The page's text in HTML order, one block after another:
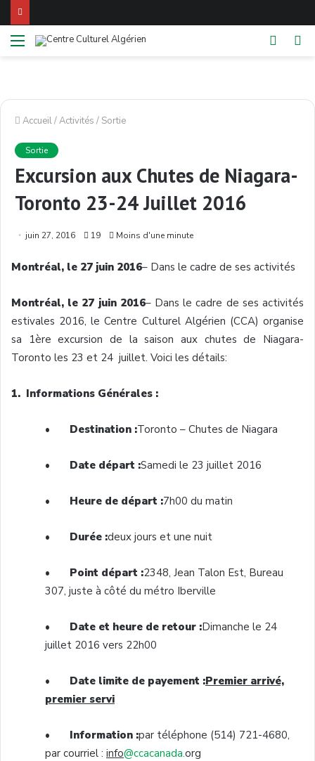
Menu
Switch
Accueil/Activités / Sortie
Sortie
Excursion aux Chutes de Niagara-
Toronto 23-24 Juillet 2016
juin 27, 2016 19 Moins d'une minute
Montréal, le 27 juin 2016– Dans le cadre de ses activités
Montréal, le 27 juin2016– Dans le cadre de ses activités
estivales 2016, le Centre Culturel Algérien (CCA)organise
sa
1ère excursion de lasaison aux chutes de Niagara-
Toronto les 23 et 24 juillet. Voici les détails:
1. Informations Générales :
• Destination :Toronto – Chutes de Niagara
• Date départ :Samedi le 23 juillet 2016
• Heure de départ :7h00 du matin
• Durée :deux jours et une nuit
• Point départ :2348, Jean Talon Est, Bureau
307, juste à côté du métro Iberville
• Date et heure de retour :Dimanche le 24
juillet 2016 vers 22h00
• Date limite de payement :Premier arrivé,
premier servi
• Information :par téléphone (514) 721-4680,
par courriel : info@ccacanada.org